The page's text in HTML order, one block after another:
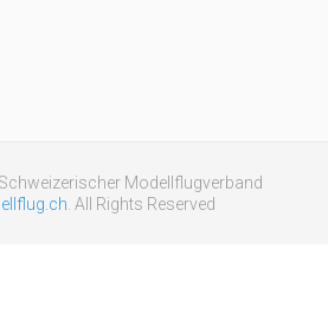
Modellflugverband
. All Rights Reserved